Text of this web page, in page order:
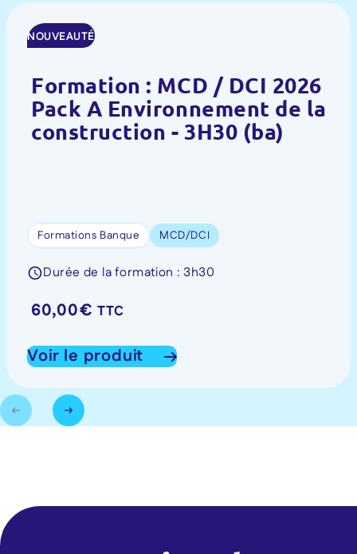
NOUVEAUTÉ
Formation : MCD / DCI 2026
Pack A Environnement de la
construction - 3H30 (ba)
Formations Banque MCD/DCI
Durée de la formation : 3h30
60,00€ TTC
Voir le produit